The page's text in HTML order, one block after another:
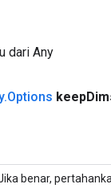
dari Any
.Options keep
benar,